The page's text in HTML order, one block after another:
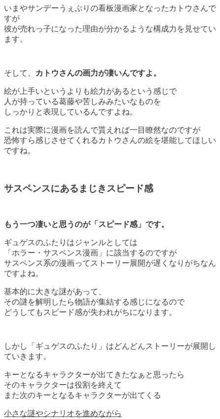
いまやサンデーうぇぶりの看板漫画家となったカトウさんで
すが
彼が売れっ子になった理由が分かるような構成力を見せてい
ます。
そして、 カトウさんの画力が凄いんですよ。
絵が上手いというよりも絵力があるという感じで
人が持っている葛藤や苦しみみたいなものを
しっかりと表現しているんですよね。
これは実際に漫画を読んで貰えれば一目瞭然なのですが
恐怖すら感じさせてくれるカトウさんの絵を堪能してほしい
ですね。
サスペンスにあるまじきスピード感
もう一つ凄いと思うのが「スピード感」です。
ギュゲスのふたりはジャンルとしては
「ホラー・サスペンス漫画」に該当するのですが
サスペンス系の漫画ってストーリー展開が遅くなりがちなん
ですよね。
基本的に大きな謎があって、
その謎を解明したら物語が集結する感じになるので
どうしてもスピード感が失われがちになります。
しかし「ギュゲスのふたり」はどんどんストーリーが展開し
ていきます。
キーとなるキャラクターが出てきたなぁと思ったら
そのキャラクターは役割を終えて
また次のキーとなるキャラクターが出てくる
小さな謎やシナリオを進めながら